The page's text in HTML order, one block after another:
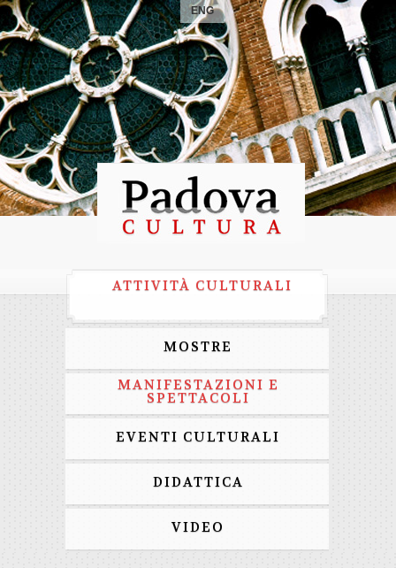
ENG
ATTIVITÀ CULTURALI
MOSTRE
MANIFESTAZIONI E
SPETTACOLI
EVENTI CULTURALI
DIDATTICA
VIDEO